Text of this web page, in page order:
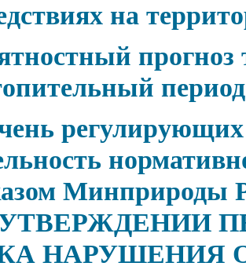
на
Минприроды
НАРУШЕНИЯ